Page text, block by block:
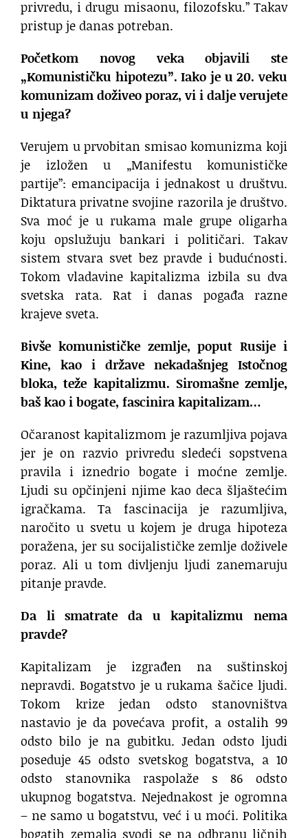
privredu, i drugu misaonu, filozofsku.” Takav
pristup je danas potreban.
Početkom novog veka objavili ste
„Komunističku hipotezu”. Iako je u 20. veku
komunizam doživeo poraz, vi i dalje verujete
u njega?
Verujem u prvobitan smisao komunizma koji
je izložen u „Manifestu komunističke
partije”: emancipacija i jednakost u društvu.
Diktatura privatne svojine razorila je društvo.
Sva moć je u rukama male grupe oligarha
koju opslužuju bankari i političari. Takav
sistem stvara svet bez pravde i budućnosti.
Tokom vladavine kapitalizma izbila su dva
svetska rata. Rat i danas pogađa razne
krajeve sveta.
Bivše komunističke zemlje, poput Rusije i
Kine, kao i države nekadašnjeg Istočnog
bloka, teže kapitalizmu. Siromašne zemlje,
baš kao i bogate, fascinira kapitalizam…
Očaranost kapitalizmom je razumljiva pojava
jer je on razvio privredu sledeći sopstvena
pravila i iznedrio bogate i moćne zemlje.
Ljudi su opčinjeni njime kao deca šljaštećim
igračkama. Ta fascinacija je razumljiva,
naročito u svetu u kojem je druga hipoteza
poražena, jer su socijalističke zemlje doživele
poraz. Ali u tom divljenju ljudi zanemaruju
pitanje pravde.
Da li smatrate da u kapitalizmu nema
pravde?
Kapitalizam je izgrađen na suštinskoj
nepravdi. Bogatstvo je u rukama šačice ljudi.
Tokom krize jedan odsto stanovništva
nastavio je da povećava profit, a ostalih 99
odsto bilo je na gubitku. Jedan odsto ljudi
poseduje 45 odsto svetskog bogatstva, a 10
odsto stanovnika raspolaže s 86 odsto
ukupnog bogatstva. Nejednakost je ogromna
– ne samo u bogatstvu, već i u moći. Politika
bogatih zemalja svodi se na odbranu ličnih